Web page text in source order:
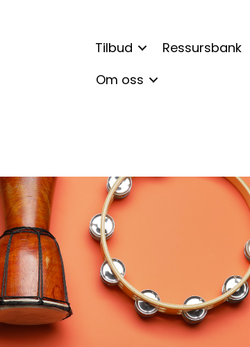
Tilbud Ressursbank
Om oss